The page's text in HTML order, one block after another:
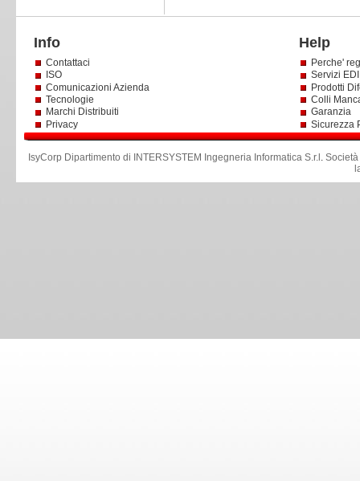
Info Help
Contattaci
ISO
Comunicazioni Azienda
Tecnologie
Marchi Distribuiti
Privacy
Perche'
Servizi
Prodotti
Colli
Garanzia
Sicurezza
IsyCorp Dipartimento di INTERSYSTEM Ingegneria Informatica S.r.l .